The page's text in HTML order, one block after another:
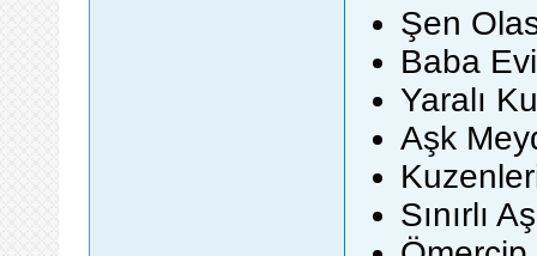
Şen
Baba
Yaralı
Aşk
Sınırlı